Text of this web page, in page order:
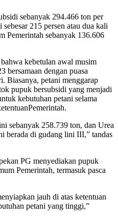
sebanyak 294.466 ton per
215 persen atau dua kali
Pemerintah sebanyak 136.606
kebetulan awal musim
bersamaan dengan puasa
Biasanya, petani menggarap
pupuk bersubsidi yang menjadi
kebutuhan petani selama
sebanyak 258.739 ton, dan Urea
berada di gudang lini III,” tandas
PG menyediakan pupuk
Pemerintah, termasuk pasca
jauh di atas ketentuan
petani yang tinggi,”